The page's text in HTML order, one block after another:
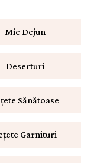
Mic Dejun
Deserturi
Sănătoase
Garnituri